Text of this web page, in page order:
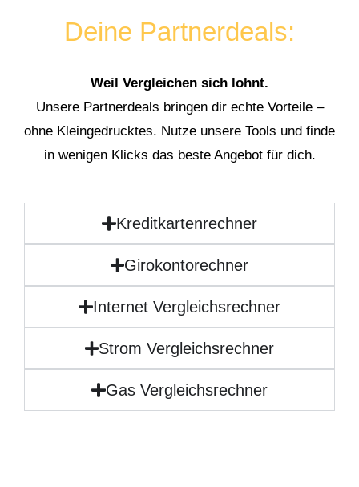
Deine Partnerdeals:
Weil Vergleichen sich lohnt.
Unsere Partnerdeals bringen dir echte Vorteile –
ohne Kleingedrucktes. Nutze unsere Tools und finde
in wenigen Klicks das beste Angebot für dich.
Kreditkartenrechner
Girokontorechner
Internet Vergleichsrechner
Strom Vergleichsrechner
Gas Vergleichsrechner